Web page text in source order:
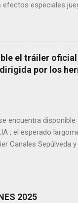
efectos especiales
películas, es que
para el resto
los próximos diez
fluido, bello,
a demostrar que, si
el tráiler oficial
por los
encuentra
, el esperado
Canales Sepúlveda
27 de febrero .
por festivales
la película
2025